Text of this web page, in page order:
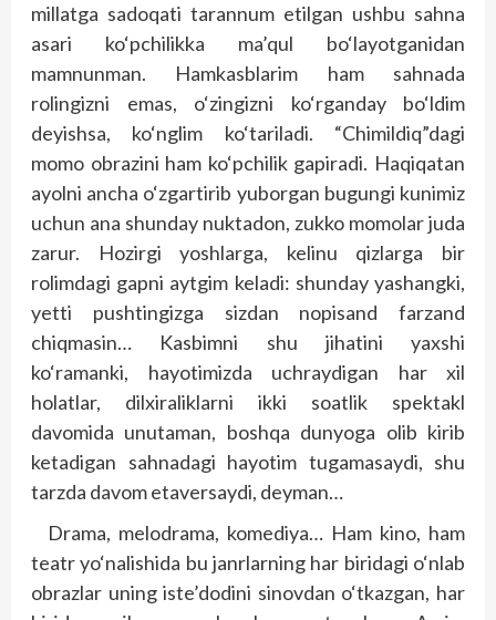
millatga sadoqati tarannum etilgan ushbu sahna
asari ko‘pchilikka ma’qul bo‘layotganidan
mamnunman. Hamkasblarim ham sahnada
rolingizni emas, o‘zingizni ko‘rganday bo‘ldim
deyishsa, ko‘nglim ko‘tariladi. “Chimildiq”dagi
momo obrazini ham ko‘pchilik gapiradi. Haqiqatan
ayolni ancha o‘zgartirib yuborgan bugungi kunimiz
uchun ana shunday nuktadon, zukko momolar juda
zarur. Hozirgi yoshlarga, kelinu qizlarga bir
rolimdagi gapni aytgim keladi: shunday yashangki,
yetti pushtingizga sizdan nopisand farzand
chiqmasin… Kasbimni shu jihatini yaxshi
ko‘ramanki, hayotimizda uchraydigan har xil
holatlar, dilxiraliklarni ikki soatlik spektakl
davomida unutaman, boshqa dunyoga olib kirib
ketadigan sahnadagi hayotim tugamasaydi, shu
tarzda davom etaversaydi, deyman…
Drama, melodrama, komediya… Ham kino, ham
teatr yo‘nalishida bu janrlarning har biridagi o‘nlab
obrazlar uning iste’dodini sinovdan o‘tkazgan, har